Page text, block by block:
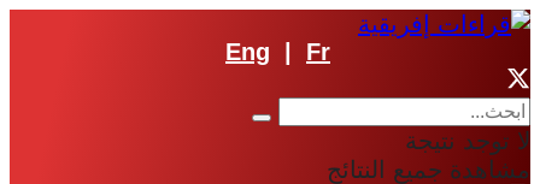
Eng Fr
لا توجد نتيجة
مشاهدة جميع النتائج